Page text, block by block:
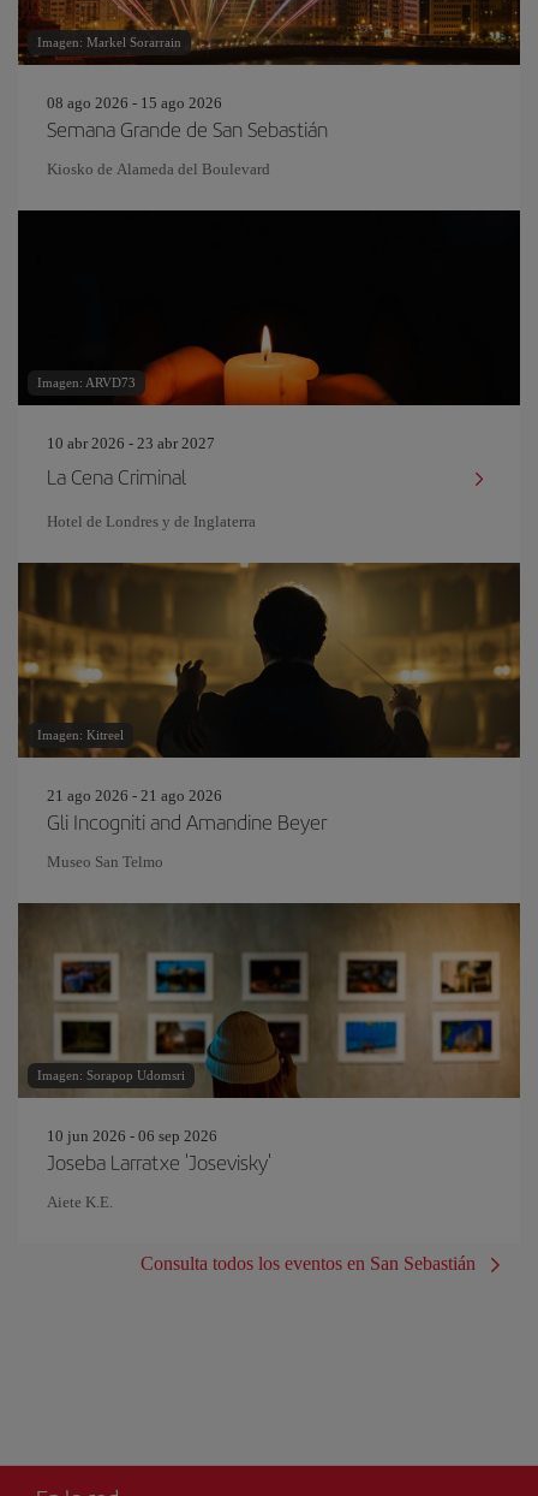
Imagen: Markel Sorarrain
08 ago 2026 - 15 ago 2026
Semana Grande de San Sebastián
Kiosko de Alameda del Boulevard
Imagen: ARVD73
10 abr 2026 - 23 abr 2027
La Cena Criminal
Hotel de Londres y de Inglaterra
Imagen: Kitreel
21 ago 2026 - 21 ago 2026
Gli Incogniti and Amandine Beyer
Museo San Telmo
Imagen: Sorapop Udomsri
10 jun 2026 - 06 sep 2026
Joseba Larratxe 'Josevisky'
Aiete K.E.
Consulta todos los eventos en San Sebastián